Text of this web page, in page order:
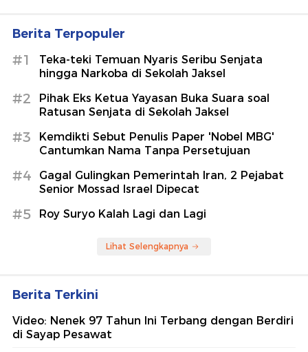
Berita Terpopuler
#1
Teka-teki Temuan Nyaris Seribu Senjata
hingga Narkoba di Sekolah Jaksel
#2
Pihak Eks Ketua Yayasan Buka Suara soal
Ratusan Senjata di Sekolah Jaksel
#3
Kemdikti Sebut Penulis Paper 'Nobel MBG'
Cantumkan Nama Tanpa Persetujuan
#4
Gagal Gulingkan Pemerintah Iran, 2 Pejabat
Senior Mossad Israel Dipecat
#5 Roy Suryo Kalah Lagi dan Lagi
Lihat Selengkapnya
Berita Terkini
Video: Nenek 97 Tahun Ini Terbang dengan Berdiri
di Sayap Pesawat